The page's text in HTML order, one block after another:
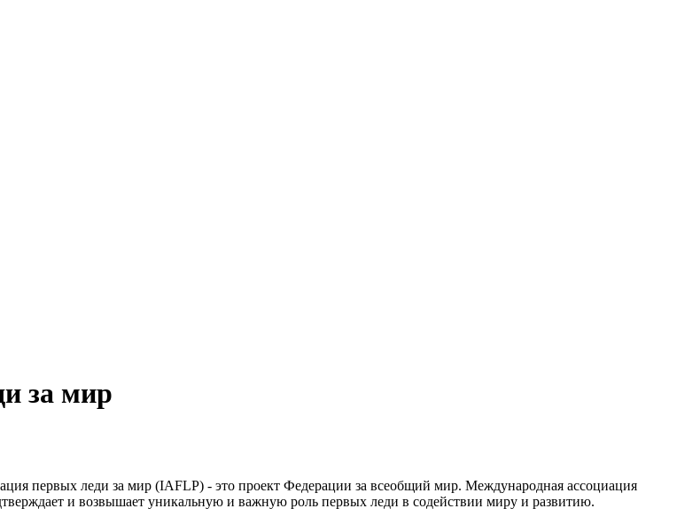
за мир
первых леди за мир (IAFLP) - это проект Федерации за всеобщий мир. Международная ассоциация
и возвышает уникальную и важную роль первых леди в содействии миру и развитию.